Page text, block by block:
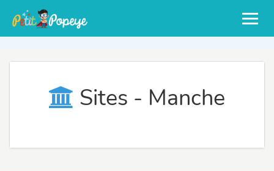
Sites - Manche